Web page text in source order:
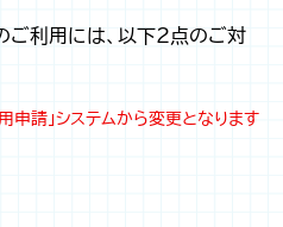
ご利用には、以下2点のご対
請」システムから変更となります